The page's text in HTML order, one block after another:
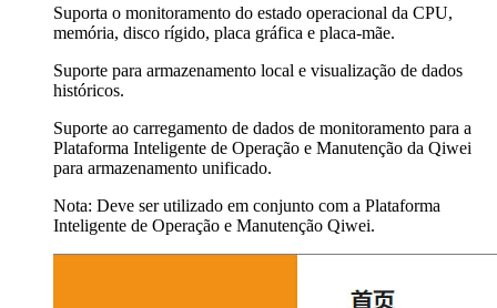
Suporta o monitoramento do estado operacional da CPU,
memória, disco rígido, placa gráfica e placa-mãe.
Suporte para armazenamento local e visualização de dados
históricos.
Suporte ao carregamento de dados de monitoramento para a
Plataforma Inteligente de Operação e Manutenção da Qiwei
para armazenamento unificado.
Nota: Deve ser utilizado em conjunto com a Plataforma
Inteligente de Operação e Manutenção Qiwei.